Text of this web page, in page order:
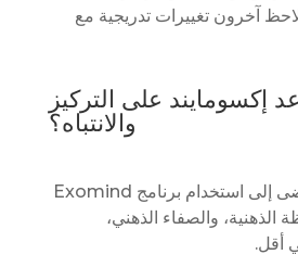
آخرون تغييرات تدريجية مع
إكسومايند على التركيز
والانتباه؟
يلجأ العديد من المرضى إلى استخدام برنامج Exomind
الذهنية، والصفاء الذهني،
أقل.